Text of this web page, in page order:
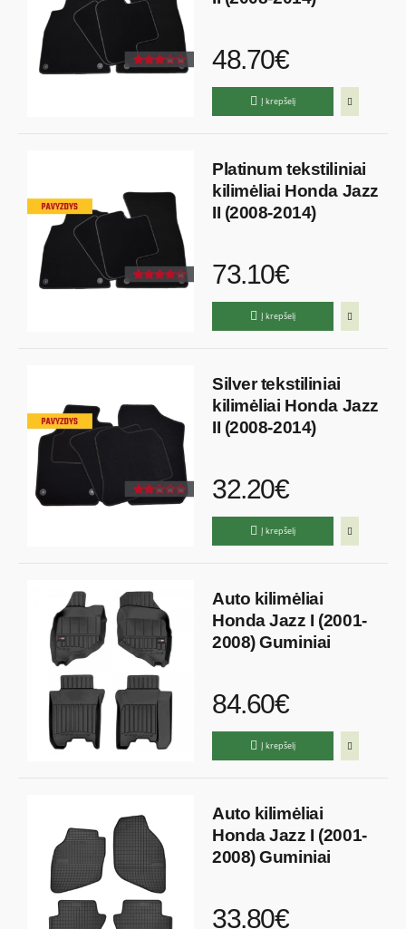
48.70€
Į krepšelį
Platinum tekstiliniai
kilimėliai Honda Jazz
II (2008-2014)
73.10€
Į krepšelį
Silver tekstiliniai
kilimėliai Honda Jazz
II (2008-2014)
32.20€
Į krepšelį
Auto kilimėliai
Honda Jazz I (2001-
2008) Guminiai
84.60€
Į krepšelį
Auto kilimėliai
Honda Jazz I (2001-
2008) Guminiai
33.80€